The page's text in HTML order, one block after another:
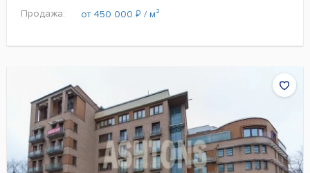
Продажа:
от 450 000 ₽ / м²